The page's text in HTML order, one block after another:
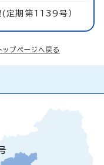
(定期第1139号）
ップページへ戻る